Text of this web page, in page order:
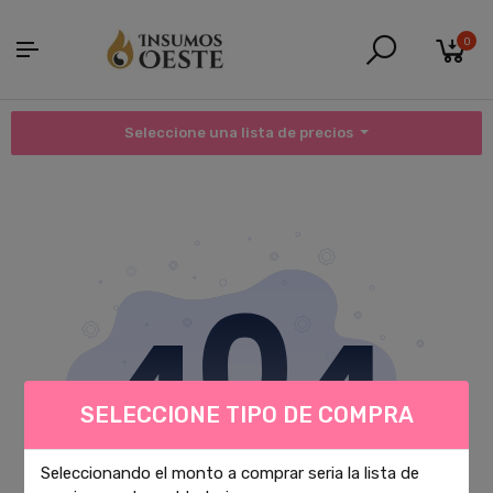
0
Seleccione una lista de precios
SELECCIONE TIPO DE COMPRA
Seleccionando el monto a comprar seria la lista de